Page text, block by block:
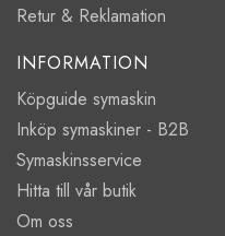
Retur & Reklamation
INFORMATION
Köpguide symaskin
Inköp symaskiner - B2B
Symaskinsservice
Hitta till vår butik
Om oss